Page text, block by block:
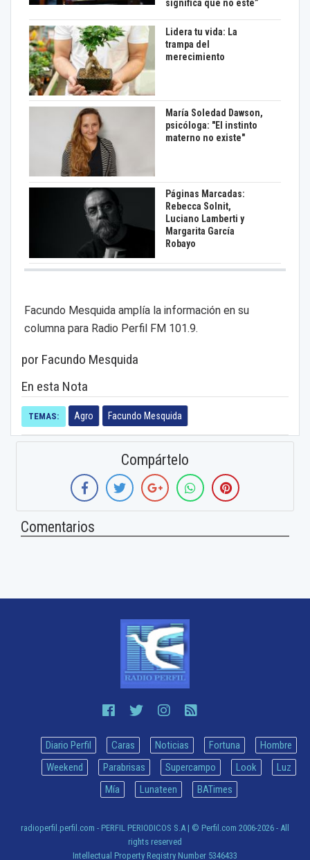
significa que no esté”
Lidera tu vida: La
trampa del
merecimiento
María Soledad Dawson,
psicóloga: "El instinto
materno no existe"
Páginas Marcadas:
Rebecca Solnit,
Luciano Lamberti y
Margarita García
Robayo
Facundo Mesquida amplía la información en su
columna para Radio Perfil FM 101.9.
por Facundo Mesquida
En esta Nota
TEMAS: Agro Facundo Mesquida
Compártelo
Comentarios
Diario Perfil Caras Noticias Fortuna
Hombre
Weekend
Parabrisas Supercampo Look
Luz
Mía
Lunateen BATimes
radioperfil.perfil.com - PERFIL PERIODICOS S.A | © Perfil.com 2006-2026 - All
rights reserved
Intellectual Property Registry Number 5346433